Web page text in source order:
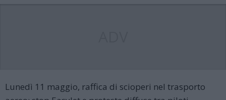
Lunedì 11 maggio, raffica di scioperi nel trasporto